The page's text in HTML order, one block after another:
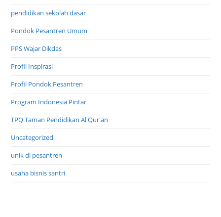
pendidikan sekolah dasar
Pondok Pesantren Umum
PPS Wajar Dikdas
Profil Inspirasi
Profil Pondok Pesantren
Program Indonesia Pintar
TPQ Taman Pendidikan Al Qur'an
Uncategorized
unik di pesantren
usaha bisnis santri